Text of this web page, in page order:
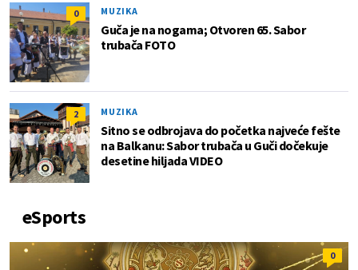
0 MUZIKA
Guča je na nogama; Otvoren 65. Sabor
trubača FOTO
2 MUZIKA
Sitno se odbrojava do početka najveće fešte
na Balkanu: Sabor trubača u Guči dočekuje
desetine hiljada VIDEO
eSports
0